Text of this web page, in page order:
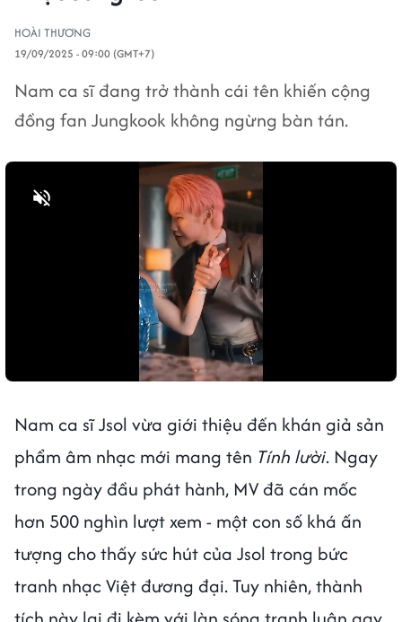
HOÀI THƯƠNG
19/09/2025 - 09:00 (GMT+7)
Nam ca sĩ đang trở thành cái tên khiến cộng
đồng fan Jungkook không ngừng bàn tán.
Nam ca sĩ Jsol vừa giới thiệu đến khán giả sản
phẩm âm nhạc mới mang tên Tính lười. Ngay
trong ngày đầu phát hành, MV đã cán mốc
hơn 500 nghìn lượt xem - một con số khá ấn
tượng cho thấy sức hút của Jsol trong bức
tranh nhạc Việt đương đại. Tuy nhiên, thành